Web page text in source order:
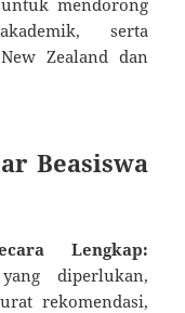
mendorong
serta
Zealand dan
Beasiswa
Lengkap:
diperlukan,
rekomendasi,